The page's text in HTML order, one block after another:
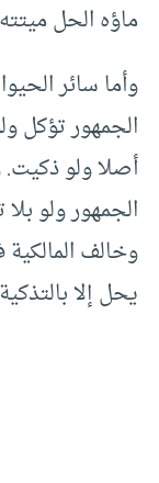
ماؤه الحل
وأما سائر
الجمهور تؤكل
أصلا ولو
الجمهور ولو
وخالف
يحل إلا